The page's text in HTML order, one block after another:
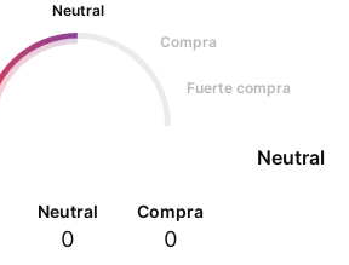
Neutral
Compra
Fuerte compra
Neutral
Neutral
0
Compra
0